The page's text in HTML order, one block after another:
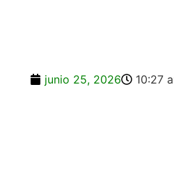
junio 25, 2026 10:27